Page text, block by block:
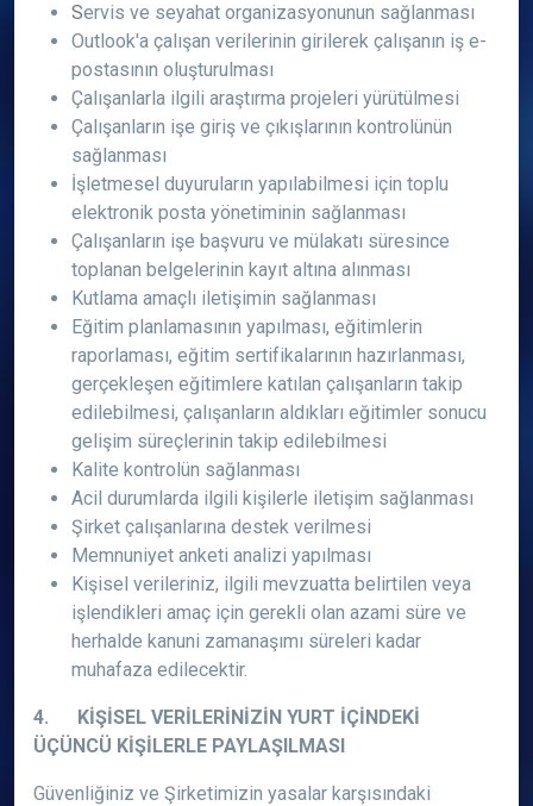
Servis ve seyahat organizasyonunun sağlanması
Outlook'a çalışan verilerinin girilerek çalışanın iş e-
postasının oluşturulması
Çalışanlarla ilgili araştırma projeleri yürütülmesi
Çalışanların işe giriş ve çıkışlarının kontrolünün
sağlanması
İşletmesel duyuruların yapılabilmesi için toplu
elektronik posta yönetiminin sağlanması
Çalışanların işe başvuru ve mülakatı süresince
toplanan belgelerinin kayıt altına alınması
Kutlama amaçlı iletişimin sağlanması
Eğitim planlamasının yapılması, eğitimlerin
raporlaması, eğitim sertifikalarının hazırlanması,
gerçekleşen eğitimlere katılan çalışanların takip
edilebilmesi, çalışanların aldıkları eğitimler sonucu
gelişim süreçlerinin takip edilebilmesi
Kalite kontrolün sağlanması
Acil durumlarda ilgili kişilerle iletişim sağlanması
Şirket çalışanlarına destek verilmesi
Memnuniyet anketi analizi yapılması
Kişisel verileriniz, ilgili mevzuatta belirtilen veya
işlendikleri amaç için gerekli olan azami süre ve
herhalde kanuni zamanaşımı süreleri kadar
muhafaza edilecektir.
4. KİŞİSEL VERİLERİNİZİN YURT İÇİNDEKİ
ÜÇÜNCÜ KİŞİLERLE PAYLAŞILMASI
Güvenliğiniz ve Şirketimizin yasalar karşısındaki